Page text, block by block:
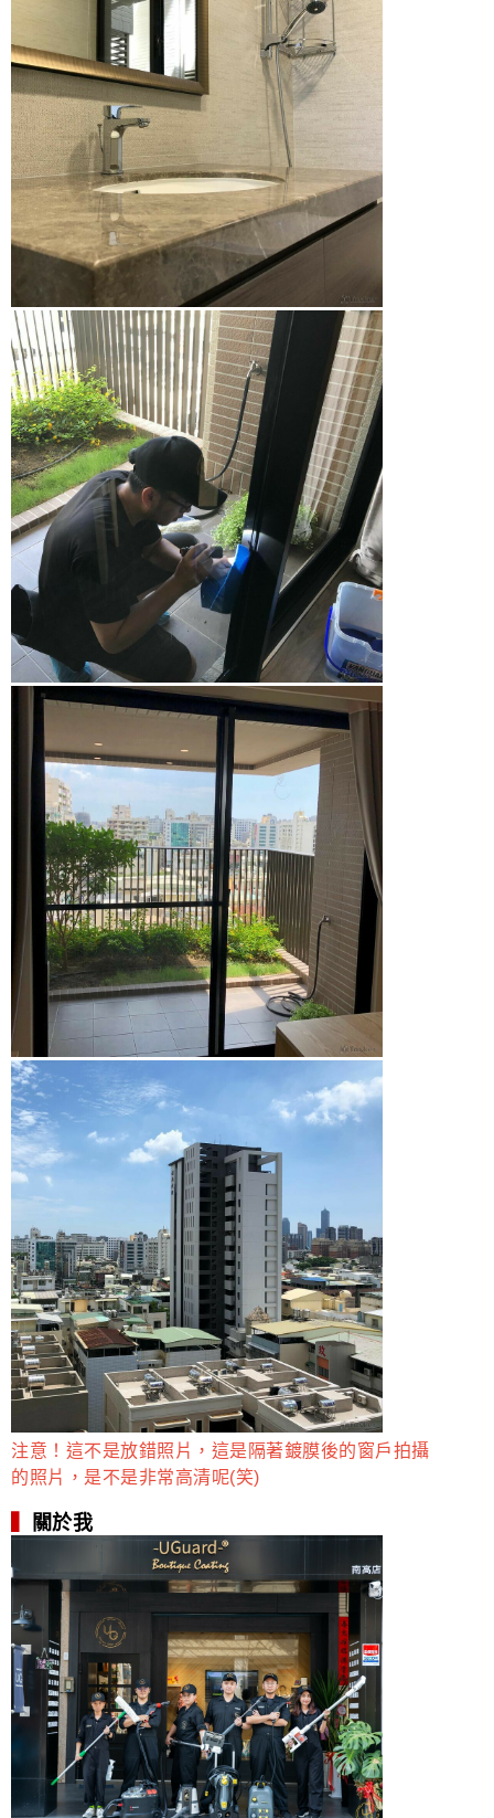
注意！這不是放錯照片，這是隔著鍍膜後的窗戶拍攝
的照片，是不是非常高清呢(笑)
關於我